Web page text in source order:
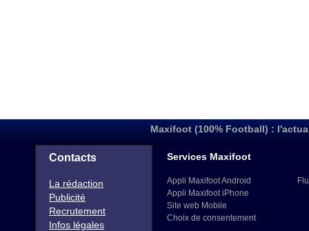
Maxifoot (100% Football) :
Contacts
La rédaction
Publicité
Recrutement
Infos légales
Services Maxifoot
Appli Maxifoot Android
Appli Maxifoot iPhone
Site web Mobile
Choix de consentement